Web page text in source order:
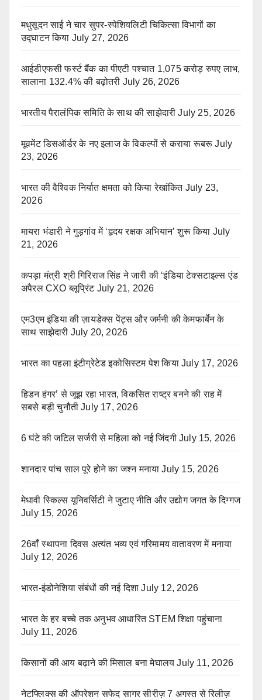
मधुसूदन साई ने चार सुपर-स्पेशियलिटी चिकित्सा विभागों का
उद्घाटन किया July 27, 2026
आईडीएफसी फर्स्ट बैंक का पीएटी पश्चात 1,075 करोड़ रुपए लाभ,
सालाना 132.4% की बढ़ोतरी July 26, 2026
भारतीय पैरालंपिक समिति के साथ की साझेदारी July 25, 2026
मूवमेंट डिसऑर्डर के नए इलाज के विकल्पों से कराया रूबरू July
23, 2026
भारत की वैश्विक निर्यात क्षमता को किया रेखांकित July 23,
2026
मायरा भंडारी ने गुड़गांव में ‘हृदय रक्षक अभियान’ शुरू किया July
21, 2026
कपड़ा मंत्री श्री गिरिराज सिंह ने जारी की ‘इंडिया टेक्सटाइल्स एंड
अपैरल CXO ब्लूप्रिंट July 21, 2026
एम3एम इंडिया की ज़ायडेक्स पेंट्स और जर्मनी की केमफार्बेन के
साथ साझेदारी July 20, 2026
भारत का पहला इंटीग्रेटेड इकोसिस्टम पेश किया July 17, 2026
हिडन हंगर’ से जूझ रहा भारत, विकसित राष्ट्र बनने की राह में
सबसे बड़ी चुनौती July 17, 2026
6 घंटे की जटिल सर्जरी से महिला को नई जिंदगी July 15, 2026
शानदार पांच साल पूरे होने का जश्न मनाया July 15, 2026
मेधावी स्किल्स यूनिवर्सिटी ने जुटाए नीति और उद्योग जगत के दिग्गज
July 15, 2026
26वाँ स्थापना दिवस अत्यंत भव्य एवं गरिमामय वातावरण में मनाया
July 12, 2026
भारत-इंडोनेशिया संबंधों की नई दिशा July 12, 2026
भारत के हर बच्चे तक अनुभव आधारित STEM शिक्षा पहुंचाना
July 11, 2026
किसानों की आय बढ़ाने की मिसाल बना मेघालय July 11, 2026
नेटफ्लिक्स की ऑपरेशन सफेद सागर सीरीज़ 7 अगस्त से रिलीज़